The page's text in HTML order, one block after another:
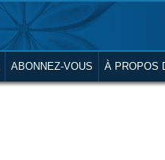
ABONNEZ-VOUS À PROPOS